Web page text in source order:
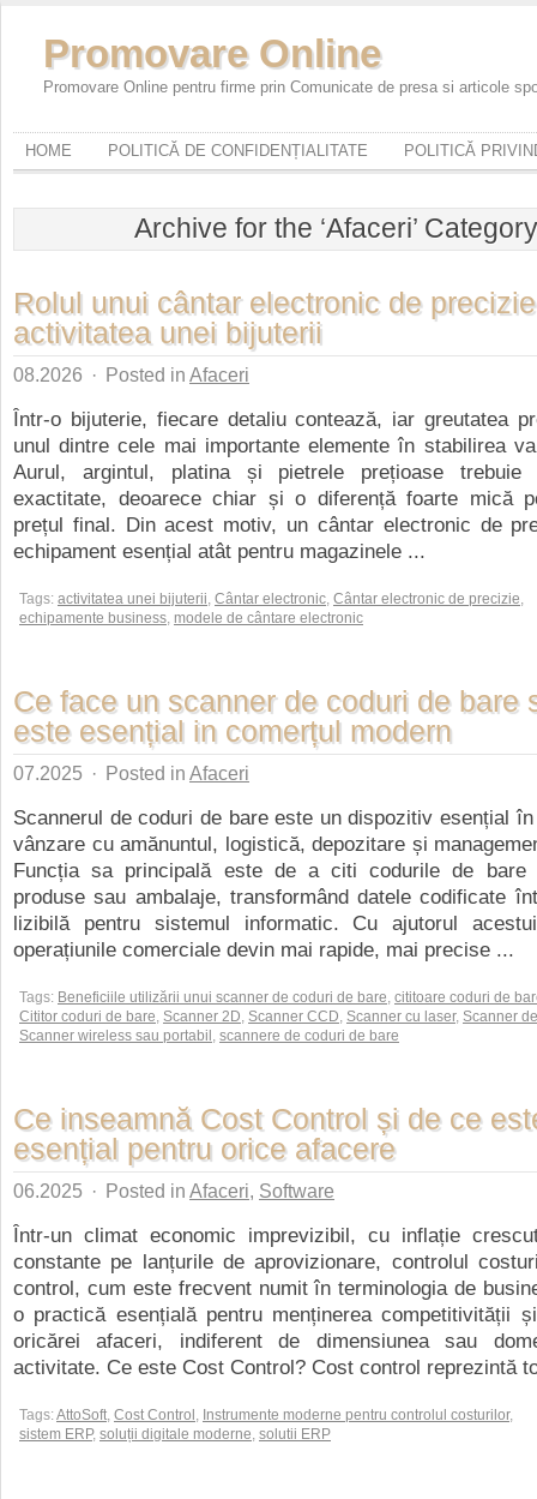
Promovare Online
Promovare Online pentru firme prin Comunicate de presa si articole
HOME POLITICĂ DE CONFIDENȚIALITATE POLITICĂ
Archive for the ‘Afaceri’
Rolul unui cântar electronic de
activitatea unei bijuterii
08.2026 · Posted in Afaceri
Într-o bijuterie, fiecare detaliu contează, iar greutatea
unul dintre cele mai importante elemente în stabilirea
Aurul, argintul, platina și pietrele prețioase trebuie
exactitate, deoarece chiar și o diferență foarte mică
prețul final. Din acest motiv, un cântar electronic de
echipament esențial atât pentru magazinele ...
Tags: activitatea unei bijuterii, Cântar electronic, Cântar electronic de precizie,
echipamente business, modele de cântare electronic
Ce face un scanner de coduri de bare
este esențial in comerțul modern
07.2025 · Posted in Afaceri
Scannerul de coduri de bare este un dispozitiv esențial
vânzare cu amănuntul, logistică, depozitare și
Funcția sa principală este de a citi codurile de bare
produse sau ambalaje, transformând datele codificate
lizibilă pentru sistemul informatic. Cu ajutorul
operațiunile comerciale devin mai rapide, mai precise ...
Tags: Beneficiile utilizării unui scanner de coduri de bare, cititoare coduri de
Cititor coduri de bare, Scanner 2D, Scanner CCD, Scanner cu laser, Scanner
Scanner wireless sau portabil , scannere de coduri de bare
Ce inseamnă Cost Control și de ce
esențial pentru orice afacere
06.2025 · Posted in Afaceri, Software
Într-un climat economic imprevizibil, cu inflație
constante pe lanțurile de aprovizionare, controlul
control, cum este frecvent numit în terminologia de
o practică esențială pentru menținerea competitivității
oricărei afaceri, indiferent de dimensiunea sau
activitate. Ce este Cost Control? Cost control reprezintă
Tags:AttoSoft, Cost Control , Instrumente moderne pentru controlul costurilor,
sistem ERP, soluții digitale moderne, solutii ERP